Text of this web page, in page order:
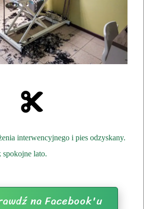
interwencyjnego i pies odzyskany.
spokojne lato.
na Facebook'u